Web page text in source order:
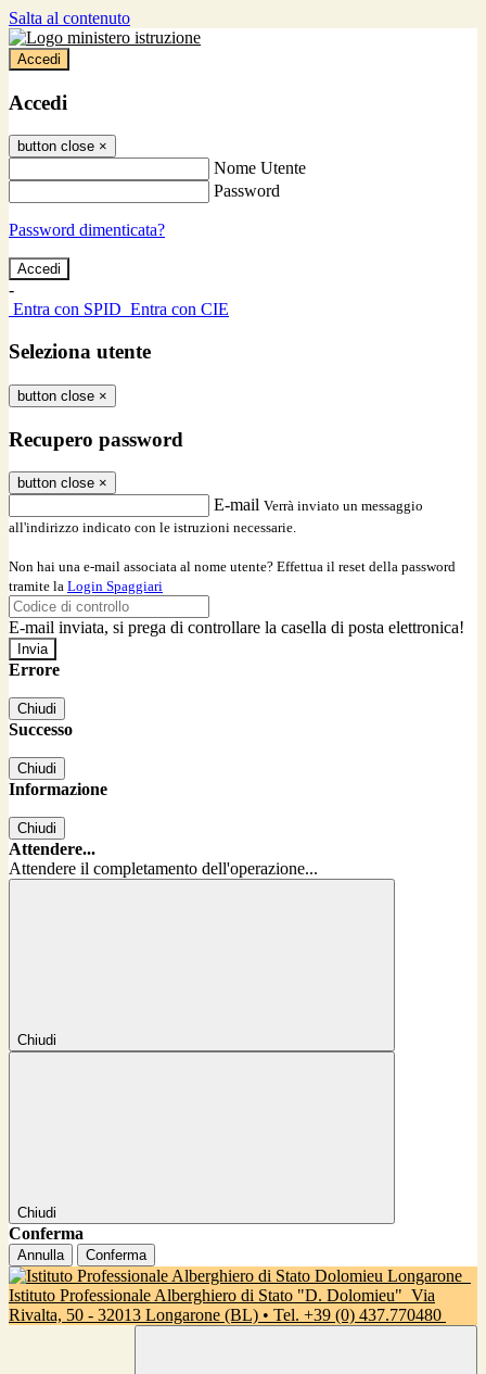
Salta al contenuto
Accedi
Accedi
button close ×
Nome Utente
Password
Password dimenticata?
-
Entra con SPID Entra con CIE
Seleziona utente
button close ×
Recupero password
button close ×
E-mail Verrà inviato un messaggio
all'indirizzo indicato con le istruzioni necessarie.
Non hai una e-mail associata al nome utente? Effettua il reset della password
tramite la Login Spaggiari
E-mail inviata, si prega di controllare la casella di posta elettronica!
Errore
Chiudi
Successo
Chiudi
Informazione
Chiudi
Attendere...
Attendere il completamento dell'operazione...
Chiudi
Chiudi
Conferma
Annulla Conferma
Istituto Professionale Alberghiero di Stato "D. Dolomieu" Via
Rivalta, 50 - 32013 Longarone (BL) • Tel. +39 (0) 437.770480